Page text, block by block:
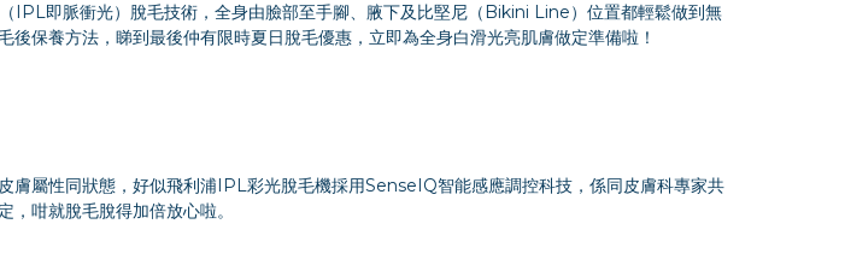
即脈衝光）脫毛技術，全身由臉部至手腳、腋下及比堅尼（Bikini Line）位置都輕鬆做到無
保養方法，睇到最後仲有限時夏日脫毛優惠，立即為全身白滑光亮肌膚做定準備啦！
屬性同狀態，好似飛利浦IPL彩光脫毛機採用SenseIQ智能感應調控科技，係同皮膚科專家共
咁就脫毛脫得加倍放心啦。